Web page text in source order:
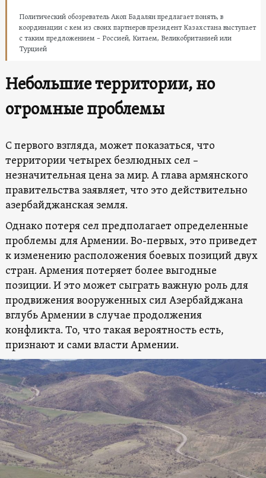
Политический обозреватель Акоп Бадалян предлагает понять, в
координации с кем из своих партнеров президент Казахстана выступает
с таким предложением – Россией, Китаем, Великобританией или
Турцией
Небольшие территории, но
огромные проблемы
С первого взгляда, может показаться, что
территории четырех безлюдных сел –
незначительная цена за мир. А глава армянского
правительства заявляет, что это действительно
азербайджанская земля.
Однако потеря сел предполагает определенные
проблемы для Армении. Во-первых, это приведет
к изменению расположения боевых позиций двух
стран. Армения потеряет более выгодные
позиции. И это может сыграть важную роль для
продвижения вооруженных сил Азербайджана
вглубь Армении в случае продолжения
конфликта. То, что такая вероятность есть,
признают и сами власти Армении.